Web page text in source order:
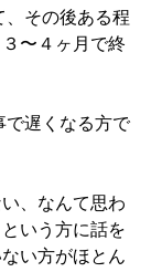
、その後ある程
〜４ヶ月で終
遅くなる方で
、なんて思わ
いう方に話を
い方がほとん